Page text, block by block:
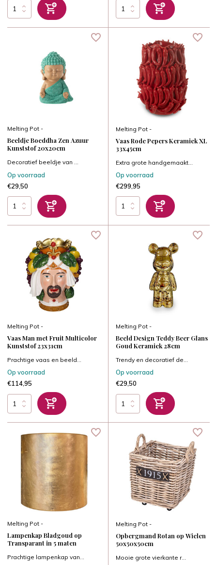
Melting Pot -
Beeldje Boeddha Zen Azuur
Kunststof 20x20cm
Decoratief beeldje van ...
Op voorraad
€29,50
Melting Pot -
Vaas Rode Pepers Keramiek XL
33x45cm
Extra grote handgemaakt...
Op voorraad
€299,95
Melting Pot -
Vaas Man met Fruit Multicolor
Kunststof 23x31cm
Prachtige vaas en beeld...
Op voorraad
€114,95
Melting Pot -
Beeld Design Teddy Beer Glans
Goud Keramiek 28cm
Trendy en decoratief de...
Op voorraad
€29,50
Melting Pot -
Lampenkap Bladgoud op
Transparant in 5 maten
Prachtige lampenkap van...
Melting Pot -
Opbergmand Rotan op Wielen
50x50x50cm
Mooie grote vierkante r...